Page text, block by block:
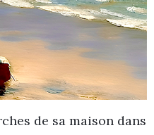
de sa maison dans